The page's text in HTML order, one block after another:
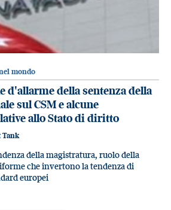
mondo
d'allarme della sentenza della
sul CSM e alcune
allo Stato di diritto
Tank
della magistratura, ruolo della
che invertono la tendenza di
europei